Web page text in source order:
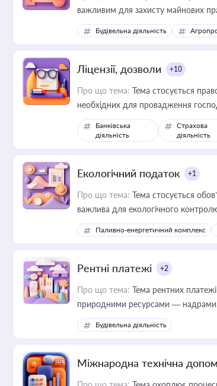
важливим для захисту майнових
ресурсами
Будівельна діяльність
Ліцензії, дозволи +10
Про що тема: Тема стосується
необхідних для провадження
Банківська
діяльність
Страхова
діяльність
Екологічний податок +1
Про що тема: Тема стосується
важлива для екологічного
законодавства
Паливно-енергетичний комплекс
Рентні платежі +2
Про що тема: Тема рентних
природними ресурсами —
Будівельна діяльність
Міжнародна технічна